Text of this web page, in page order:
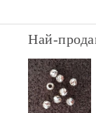
Най-